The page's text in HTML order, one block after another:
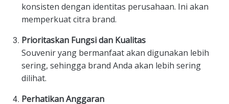
konsisten dengan identitas perusahaan. Ini akan
memperkuat citra brand.
Prioritaskan Fungsi dan Kualitas
Souvenir yang bermanfaat akan digunakan lebih
sering, sehingga brand Anda akan lebih sering
dilihat.
Perhatikan Anggaran